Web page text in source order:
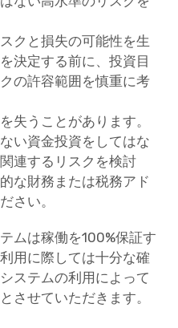
クと損失の可能性を生
決定する前に、投資目
の許容範囲を慎重に考
失うことがあります。
い資金投資をしてはな
連するリスクを検討
な財務または税務アド
さい。
ムは稼働を100%保証す
用に際しては十分な確
ステムの利用によって
させていただきます。